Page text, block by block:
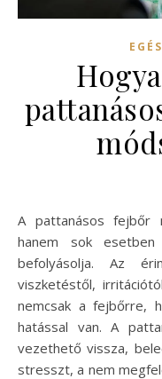
A pattanásos fejbőr nem csupán esztétikai probléma,
hanem sok
befolyásolja. Az
viszketéstől,
nemcsak a fejbőrre,
hatással van. A
vezethető vissza,
stresszt, a nem